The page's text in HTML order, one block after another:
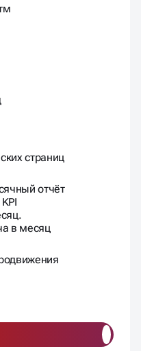
страниц
отчёт
в месяц